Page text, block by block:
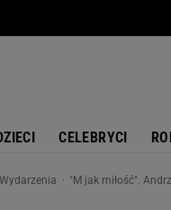
CELEBRYCI
"M jak miłość".